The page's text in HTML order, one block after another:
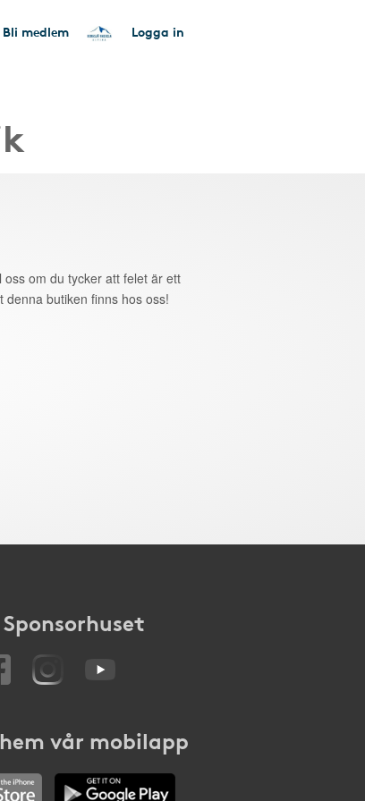
Bli medlem Logga in
om du tycker att felet är ett
butiken finns hos oss!
vår mobilapp